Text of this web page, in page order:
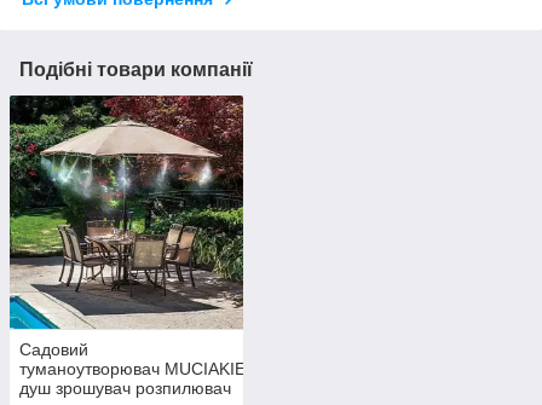
Подібні товари компанії
Садовий
туманоутворювач MUCIAKIE, автоматичний
душ зрошувач розпилювач